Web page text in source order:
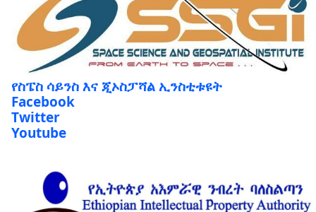
የስፔስ ሳይንስ እና ጂኦስፓሻል ኢንስቲቱዩት
Facebook
Twitter
Youtube